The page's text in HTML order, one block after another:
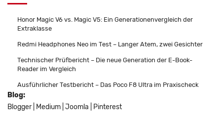
Honor Magic V6 vs. Magic V5: Ein Generationenvergleich der
Extraklasse
Redmi Headphones Neo im Test – Langer Atem, zwei Gesichter
Technischer Prüfbericht – Die neue Generation der E-Book-
Reader im Vergleich
Ausführlicher Testbericht – Das Poco F8 Ultra im Praxischeck
Blog:
Blogger
Medium Joomla Pinterest